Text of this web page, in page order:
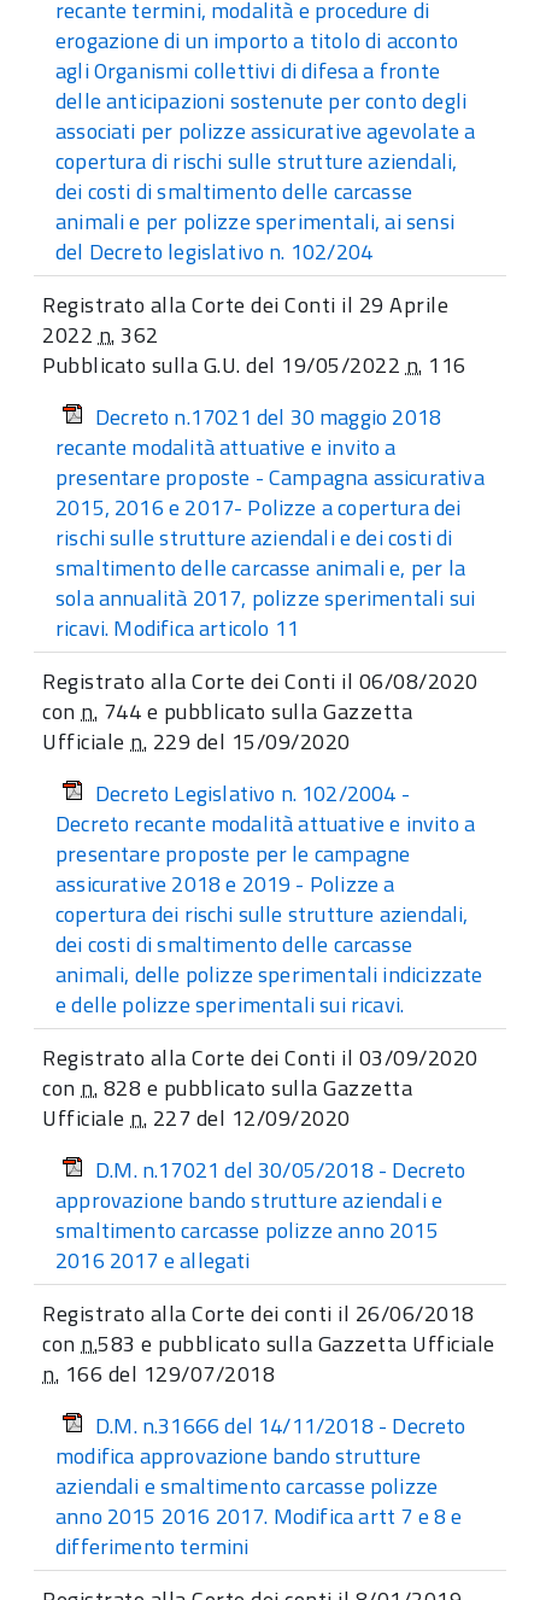
recante termini, modalità e procedure di
erogazione di un importo a titolo di acconto
agli Organismi collettivi di difesa a fronte
delle anticipazioni sostenute per conto degli
associati per polizze assicurative agevolate a
copertura di rischi sulle strutture aziendali,
dei costi di smaltimento delle carcasse
animali e per polizze sperimentali, ai sensi
del Decreto legislativo n. 102/204
Registrato alla Corte dei Conti il 29 Aprile
2022n.362
Pubblicato sulla G.U. del 19/05/2022n. 116
Decreto n.17021 del 30 maggio 2018
recante modalità attuative e invito a
presentare proposte - Campagna assicurativa
2015, 2016 e 2017- Polizze a copertura dei
rischi sulle strutture aziendali e dei costi di
smaltimento delle carcasse animali e, per la
sola annualità 2017, polizze sperimentali sui
ricavi. Modifica articolo 11
Registrato alla Corte dei Conti il 06/08/2020
conn. 744 e pubblicato sulla Gazzetta
Ufficialen. 229 del 15/09/2020
Decreto Legislativo n. 102/2004 -
Decreto recante modalità attuative e invito a
presentare proposte per le campagne
assicurative 2018 e 2019 - Polizze a
copertura dei rischi sulle strutture aziendali,
dei costi di smaltimento delle carcasse
animali, delle polizze sperimentali indicizzate
e delle polizze sperimentali sui ricavi.
Registrato alla Corte dei Conti il 03/09/2020
conn.828 e pubblicato sulla Gazzetta
Ufficialen. 227 del 12/09/2020
D.M. n.17021 del 30/05/2018 - Decreto
approvazione bando strutture aziendali e
smaltimento carcasse polizze anno 2015
2016 2017 e allegati
Registrato alla Corte dei conti il 26/06/2018
conn.583 e pubblicato sulla Gazzetta Ufficiale
n. 166 del 129/07/2018
D.M. n.31666 del 14/11/2018 - Decreto
modifica approvazione bando strutture
aziendali e smaltimento carcasse polizze
anno 2015 2016 2017. Modifica artt 7 e 8 e
differimento termini